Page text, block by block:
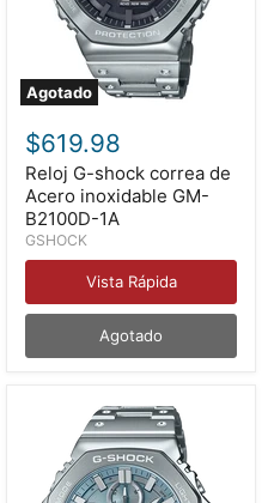
Agotado
G-
shock
correa
de
Acero
inoxidable
GM-
B2100D-
$619.98
Reloj G-shock correa de
Acero inoxidable GM-
B2100D-1A
GSHOCK
Vista Rápida
Agotado